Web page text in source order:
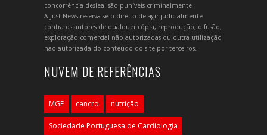
concorrência desleal são puníveis criminalmente.
A Just News reserva-se o direito de agir judicialmente
contra os autores de qualquer cópia, reprodução, difusão,
exploração comercial não autorizadas ou outra utilização
não autorizada do conteúdo do site por terceiros.
NUVEM DE REFERÊNCIAS
MGF cancro nutrição
Sociedade Portuguesa de Cardiologia